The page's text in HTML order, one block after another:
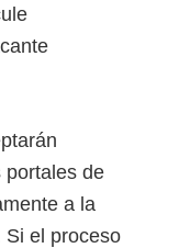
portales de
a la
Si el proceso